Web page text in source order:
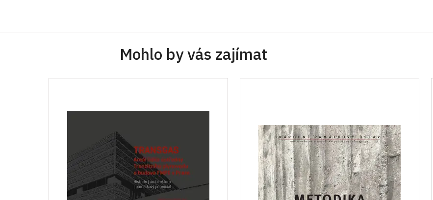
Mohlo by vás zajímat